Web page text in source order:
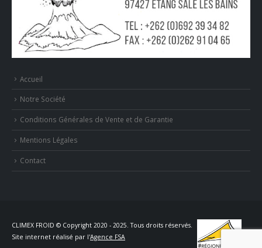
Accueil
Notre Société
Conditions Générales de Vente et de Garantie
Mentions Légales
Contact
CLIMEX FROID © Copyright 2020 - 2025. Tous droits réservés.
Site internet réalisé par l'Agence FSA